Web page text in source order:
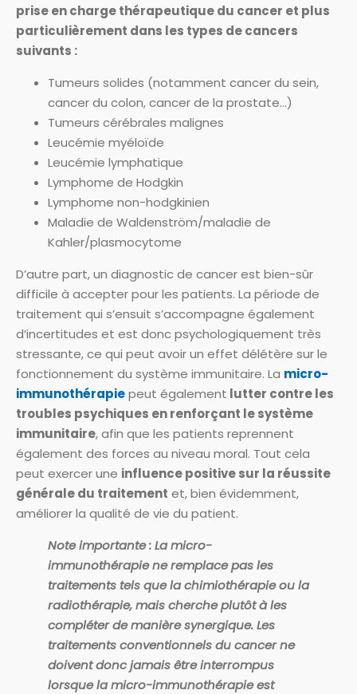
prise en charge thérapeutique du cancer et plus
particulièrement dans les types de cancers
suivants :
Tumeurs solides (notamment cancer du sein,
cancer du colon, cancer de la prostate…)
Tumeurs cérébrales malignes
Leucémie myéloïde
Leucémie lymphatique
Lymphome de Hodgkin
Lymphome non-hodgkinien
Maladie de Waldenström/maladie de
Kahler/plasmocytome
D’autre part, un diagnostic de cancer est bien-sûr
difficile à accepter pour les patients. La période de
traitement qui s’ensuit s’accompagne également
d’incertitudes et est donc psychologiquement très
stressante, ce qui peut avoir un effet délétère sur le
fonctionnement du système immunitaire. La micro-
immunothérapiepeut également lutter contre les
troubles psychiques en renforçant le système
immunitaire, afin que les patients reprennent
également des forces au niveau moral. Tout cela
peut exercer une influence positive sur la réussite
générale du traitement et, bien évidemment,
améliorer la qualité de vie du patient.
Note importante : La micro-
immunothérapie ne remplace pas les
traitements tels que la chimiothérapie ou la
radiothérapie, mais cherche plutôt à les
compléter de manière synergique. Les
traitements conventionnels du cancer ne
doivent donc jamais être interrompus
lorsque la micro-immunothérapie est